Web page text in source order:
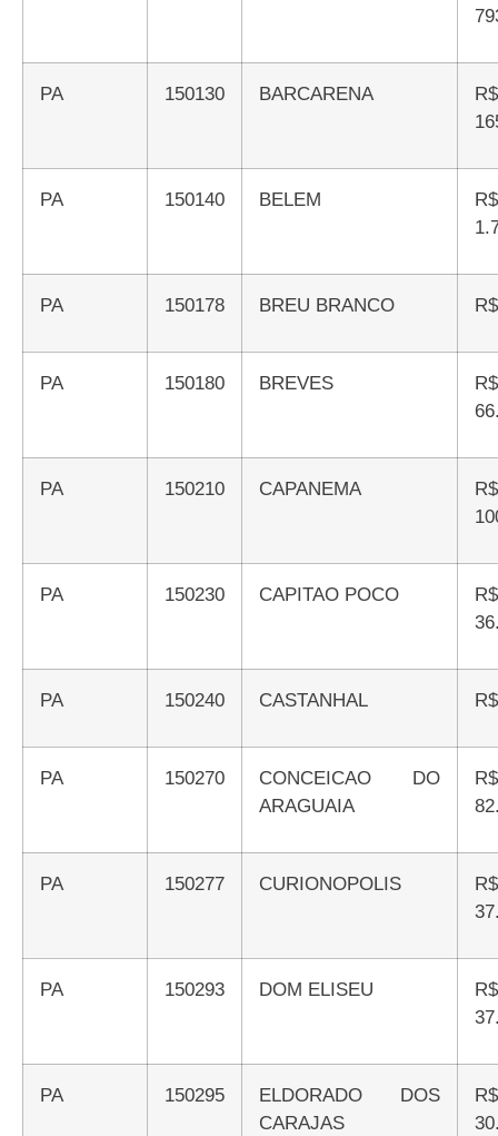
PA 150130 BARCARENA
R$
PA 150140 BELEM
R$
PA 150178 BREU BRANCO
PA 150180 BREVES
R$
PA 150210 CAPANEMA
R$
PA 150230 CAPITAO POCO
R$
PA 150240 CASTANHAL
PA 150270
CONCEICAO DO
ARAGUAIA
R$
PA 150277 CURIONOPOLIS
R$
PA 150293 DOM ELISEU
R$
PA 150295
ELDORADO DOS
CARAJAS
R$